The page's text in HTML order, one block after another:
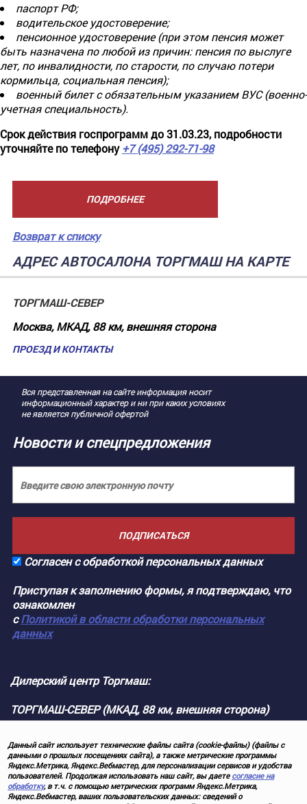
паспорт РФ;
водительское удостоверение;
пенсионное удостоверение (при этом пенсия может
быть назначена по любой из причин: пенсия по выслуге
лет, по инвалидности, по старости, по случаю потери
кормильца, социальная пенсия);
военный билет с обязательным указанием ВУС (военно-
учетная специальность).
Срок действия госпрограмм до 31.03.23, подробности
уточняйте по телефону +7 (495) 292-71-98
ПОДРОБНЕЕ
Возврат к списку
Данный сайт использует технические файлы сайта (cookie-файлы) (файлы с
данными о прошлых посещениях сайта), а также метрические программы
Яндекс.Метрика, Яндекс.Вебмастер, для персонализации сервисов и удобства
пользователей. Продолжая использовать наш сайт, вы даете согласие на
обработку, в т.ч. с помощью метрических программ Яндекс.Метрика,
Яндекс.Вебмастер, ваших пользовательских данных: сведений о
АДРЕС АВТОСАЛОНА ТОРГМАШ НА КАРТЕ
ТОРГМАШ-СЕВЕР
Москва, МКАД, 88 км, внешняя сторона
ПРОЕЗД И КОНТАКТЫ
Вся представленная на сайте информация носит
информационный характер и ни при каких условиях
не является публичной офертой
Новости и спецпредложения
ПОДПИСАТЬСЯ
Согласен с обработкой персональных данных
Приступая к заполнению формы, я подтверждаю, что
ознакомлен
сПолитикой в области обработки персональных
данных
Дилерский центр Торгмаш:
ТОРГМАШ-СЕВЕР (МКАД, 88 км, внешняя сторона)